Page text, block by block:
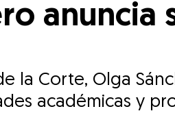
anuncia
la Corte, Olga
académicas y